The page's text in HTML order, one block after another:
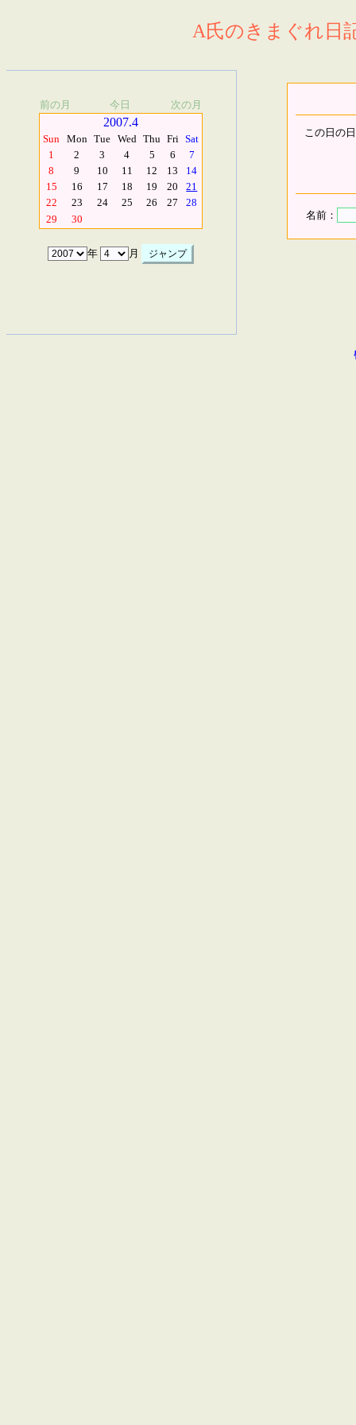
A氏のきまぐれ日
前の月 今日 次の月
2007.4
Sun Mon Tue Wed Thu Fri Sat
1
2 3 4 5 6
7
8
9 10 11 12 13
14
15
16 17 18 19 20
21
22
23 24 25 26 27
28
29
30
年 月
この日の
名前：